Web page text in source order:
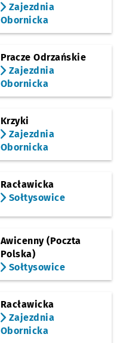
Zajezdnia
Obornicka
Pracze Odrzańskie
Zajezdnia
Obornicka
Krzyki
Zajezdnia
Obornicka
Racławicka
Sołtysowice
Awicenny (Poczta
Polska)
Sołtysowice
Racławicka
Zajezdnia
Obornicka